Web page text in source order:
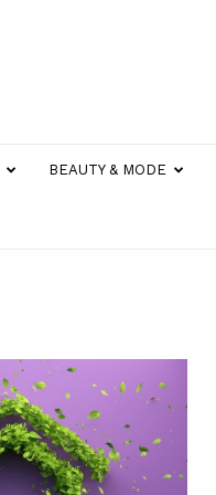
BEAUTY & MODE